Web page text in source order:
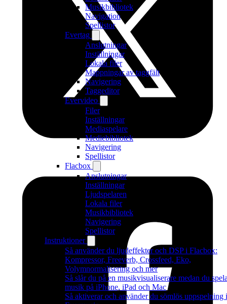
Musikbibliotek
Navigation
Spellistor
Evertag
Anslutningar
Inställningar
Lokala filer
Mappningar av taggfält
Navigering
Taggeditor
Evervideo
Filer
Inställningar
Mediaspelare
Mediebibliotek
Navigering
Spellistor
Flacbox
Anslutningar
Inställningar
Ljudspelaren
Lokala filer
Musikbibliotek
Navigering
Spellistor
Instruktioner
Så använder du ljudeffekter och DSP i Flacbox:
Kompressor, Freeverb, Crossfeed, Eko,
Volymnormalisering och mer
Så slår du på en musikvisualiserare medan du
musik på iPhone, iPad och Mac
Så aktiverar och använder du sömlös uppspelning i